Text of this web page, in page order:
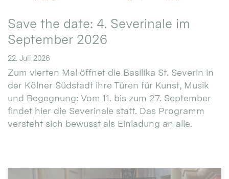
Save the date: 4. Severinale im
September 2026
22. Juli 2026
Zum vierten Mal öffnet die Basilika St. Severin in
der Kölner Südstadt ihre Türen für Kunst, Musik
und Begegnung: Vom 11. bis zum 27. September
findet hier die Severinale statt. Das Programm
versteht sich bewusst als Einladung an alle.